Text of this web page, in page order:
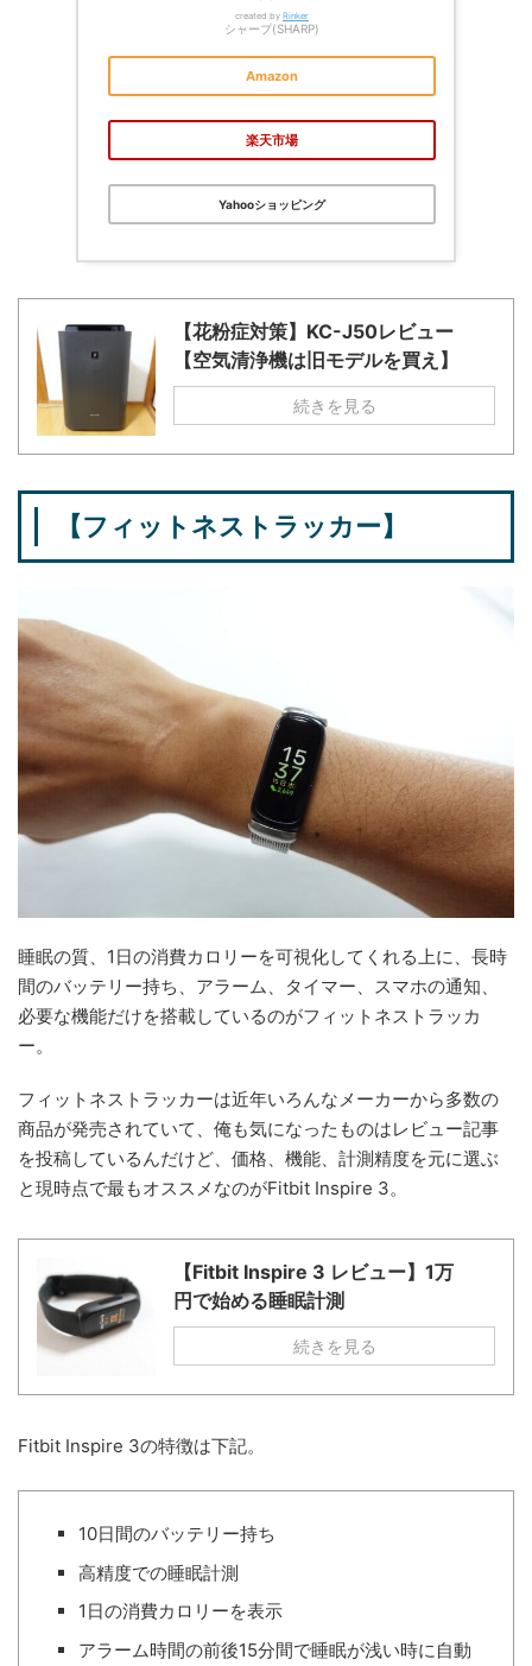
created by Rinker
シャープ(SHARP)
Amazon
楽天市場
Yahooショッピング
【花粉症対策】KC-J50レビュー
【空気清浄機は旧モデルを買え】
続きを見る
【フィットネストラッカー】
睡眠の質、1日の消費カロリーを可視化してくれる上に、長時
間のバッテリー持ち、アラーム、タイマー、スマホの通知、
必要な機能だけを搭載しているのがフィットネストラッカ
ー。
フィットネストラッカーは近年いろんなメーカーから多数の
商品が発売されていて、俺も気になったものはレビュー記事
を投稿しているんだけど、価格、機能、計測精度を元に選ぶ
と現時点で最もオススメなのがFitbit Inspire 3。
【Fitbit Inspire 3 レビュー】1万
円で始める睡眠計測
続きを見る
Fitbit Inspire 3の特徴は下記。
10日間のバッテリー持ち
高精度での睡眠計測
1日の消費カロリーを表示
アラーム時間の前後15分間で睡眠が浅い時に自動